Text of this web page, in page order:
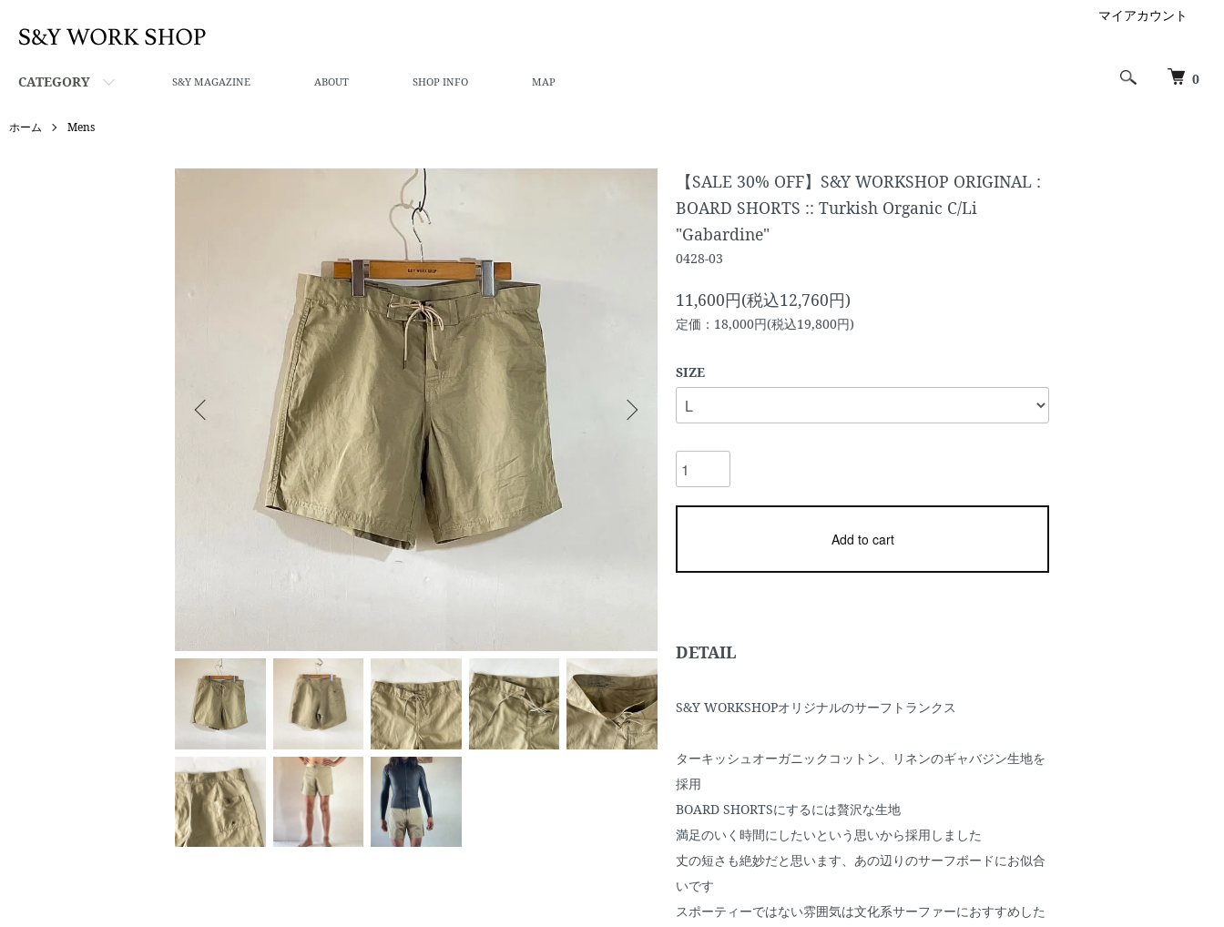
0
CATEGORY S&Y MAGAZINE ABOUT SHOP INFO MAP
マイアカウント
ホーム Mens
【SALE 30% OFF】S&Y WORKSHOP ORIGINAL :
BOARD SHORTS :: Turkish Organic C/Li
"Gabardine"
0428-03
11,600円(税込12,760円)
定価：18,000円(税込19,800円)
SIZE
Add to cart
DETAIL
S&Y WORKSHOPオリジナルのサーフトランクス
ターキッシュオーガニックコットン、リネンのギャバジン生地を
採用
BOARD SHORTSにするには贅沢な生地
満足のいく時間にしたいという思いから採用しました
丈の短さも絶妙だと思います、あの辺りのサーフボードにお似合
いです
スポーティーではない雰囲気は文化系サーファーにおすすめした